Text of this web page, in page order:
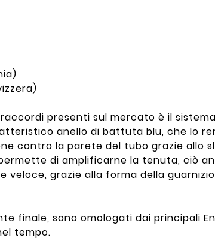
presenti sul mercato è il
anello di battuta blu, che lo
contro la parete del tubo grazie allo
di amplificarne la tenuta, ciò
grazie alla forma della
finale, sono omologati dai principali
tempo.